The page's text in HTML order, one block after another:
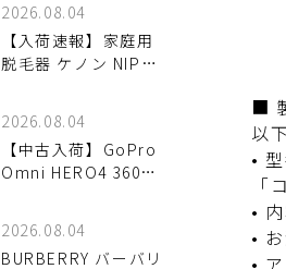
入荷しました♪
2026.08.04
【入荷速報】家庭用
脱毛器 ケノン NIPL-
2026.08.04
【中古入荷】GoPro
Omni HERO4 360度
2026.08.04
BURBERRY バーバリ
■
以
•
「
•
•
•